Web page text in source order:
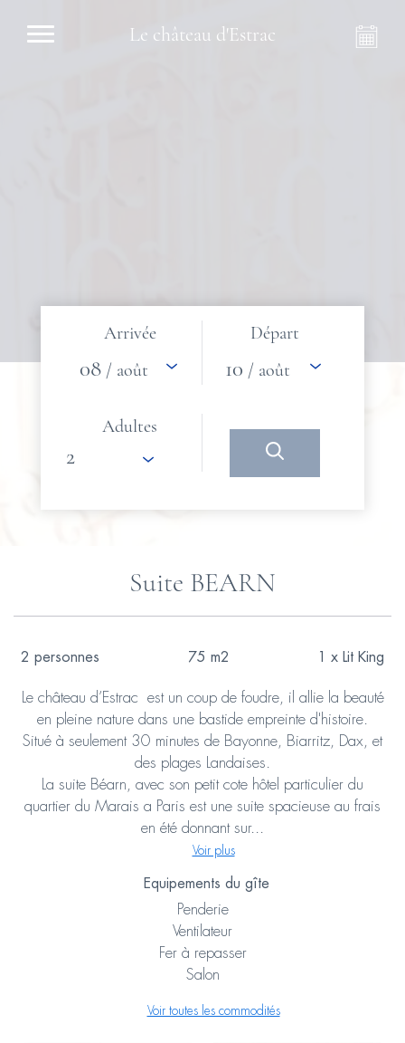
Le château d'Estrac
Arrivée
08 / août
Départ
10 / août
Adultes
Suite BEARN
2 personnes 75 m2 1 x Lit King
Le château d’Estrac est un coup de foudre, il allie la beauté
en pleine nature dans une bastide empreinte d'histoire.
Situé à seulement 30 minutes de Bayonne, Biarritz, Dax, et
des plages Landaises.
La suite Béarn, avec son petit cote hôtel particulier du
quartier du Marais a Paris est une suite spacieuse au frais
en été donnant sur...
Voir plus
Equipements du gîte
Penderie
Ventilateur
Fer à repasser
Salon
Voir toutes les commodités